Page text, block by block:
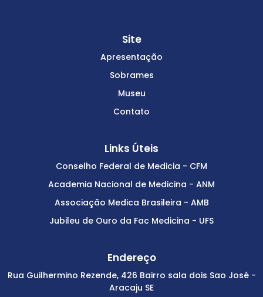
Site
Apresentação
Sobrames
Museu
Contato
Links Úteis
Conselho Federal de Medicia - CFM
Academia Nacional de Medicina - ANM
Associação Medica Brasileira - AMB
Jubileu de Ouro da Fac Medicina - UFS
Endereço
Rua Guilhermino Rezende, 426 Bairro sala dois Sao José -
Aracaju SE